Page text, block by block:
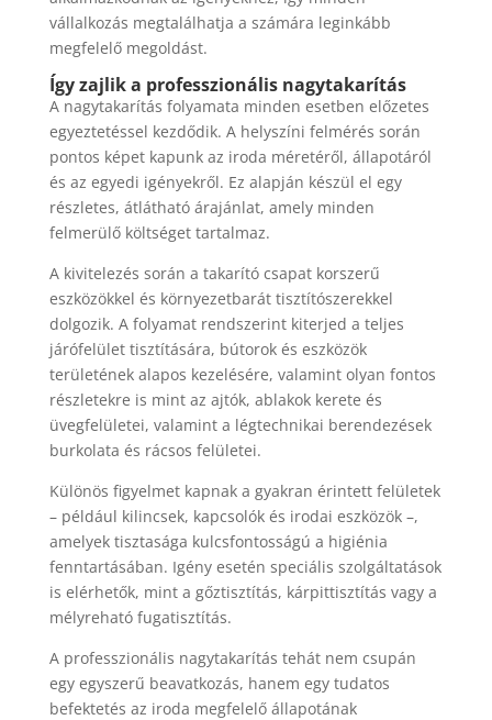
vállalkozás megtalálhatja a számára leginkább
megfelelő megoldást.
Így zajlik a professzionális nagytakarítás
A nagytakarítás folyamata minden esetben előzetes
egyeztetéssel kezdődik. A helyszíni felmérés során
pontos képet kapunk az iroda méretéről, állapotáról
és az egyedi igényekről. Ez alapján készül el egy
részletes, átlátható árajánlat, amely minden
felmerülő költséget tartalmaz.
A kivitelezés során a takarító csapat korszerű
eszközökkel és környezetbarát tisztítószerekkel
dolgozik. A folyamat rendszerint kiterjed a teljes
járófelület tisztítására, bútorok és eszközök
területének alapos kezelésére, valamint olyan fontos
részletekre is mint az ajtók, ablakok kerete és
üvegfelületei, valamint a légtechnikai berendezések
burkolata és rácsos felületei.
Különös figyelmet kapnak a gyakran érintett felületek
– például kilincsek, kapcsolók és irodai eszközök –,
amelyek tisztasága kulcsfontosságú a higiénia
fenntartásában. Igény esetén speciális szolgáltatások
is elérhetők, mint a gőztisztítás, kárpittisztítás vagy a
mélyreható fugatisztítás.
A professzionális nagytakarítás tehát nem csupán
egy egyszerű beavatkozás, hanem egy tudatos
befektetés az iroda megfelelő állapotának